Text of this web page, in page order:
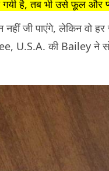
है, तब भी उसे फूल और
नहीं जी पाएंगे, लेकिन वो
U.S.A. की Bailey ने